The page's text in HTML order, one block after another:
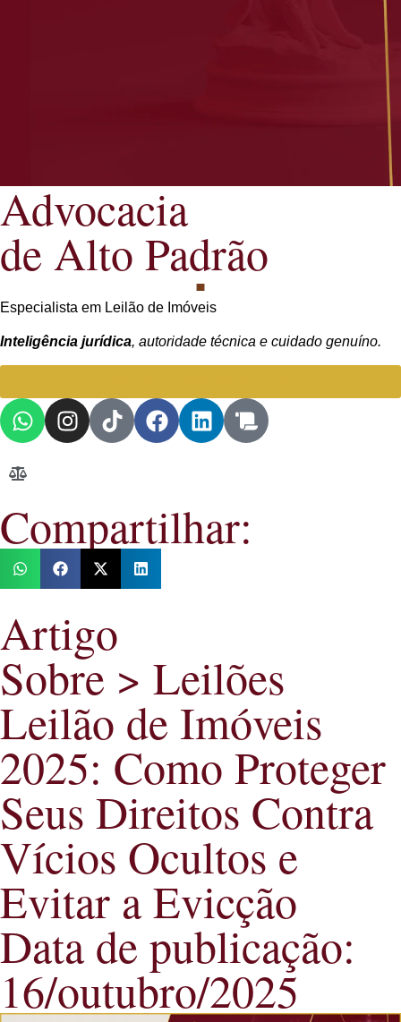
Advocacia
de Alto Padrão
Especialista em Leilão de Imóveis
Inteligência jurídica, autoridade técnica e cuidado genuíno.
Compartilhar:
Artigo
Sobre > Leilões
Leilão de Imóveis
2025: Como Proteger
Seus Direitos Contra
Vícios Ocultos e
Evitar a Evicção
Data de publicação:
16/outubro/2025